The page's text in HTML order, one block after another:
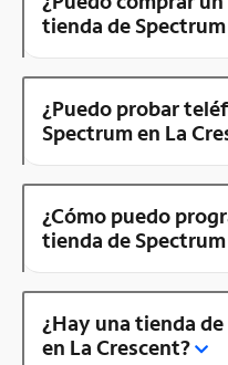
tienda de
¿Puedo probar
Spectrum en La
¿Cómo puedo
tienda de
¿Hay una tienda
en La Crescent?